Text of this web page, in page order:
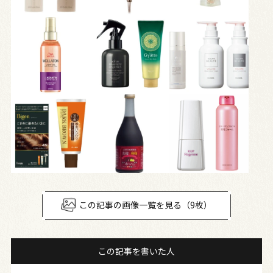
この記事の画像一覧を見る（9枚）
この記事を書いた人